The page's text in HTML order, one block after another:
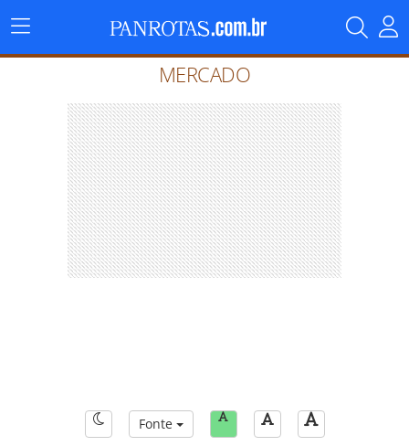
Menu
Principal
MERCADO
Fonte